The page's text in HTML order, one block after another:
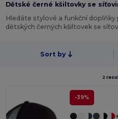
Dětské černé kšiltovky se
Hledáte stylové a funkční doplňky
dětských černých kšiltovek se
Sort by
2
-39%